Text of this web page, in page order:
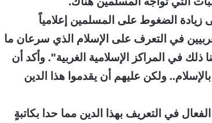
الضغوط على المسلمين إعلامياً
في التعرف على الإسلام الذي سرعان ما
ذلك في المراكز الإسلامية الغربية". وأكد أن
ولكن عليهم أن يقدموا هذا الدين
في التعريف بهذا الدين مما حدا بكاتبةٍ